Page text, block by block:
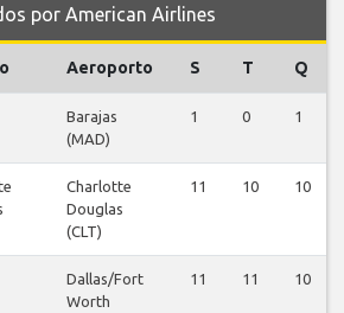
por American Airlines
Aeroporto S T Q
Barajas
(MAD)
1 0 1
Charlotte
Douglas
(CLT)
11 10 10
Dallas/Fort
Worth
11 11 10